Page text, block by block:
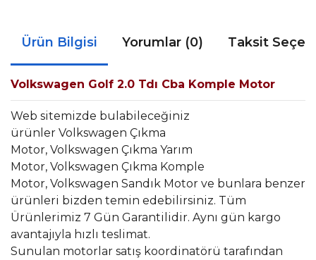
Ürün Bilgisi Yorumlar (0) Taksit
Volkswagen Golf 2.0 Tdı Cba Komple Motor
Web sitemizde bulabileceğiniz
ürünler Volkswagen Çıkma
Motor, Volkswagen Çıkma Yarım
Motor, Volkswagen Çıkma Komple
Motor, Volkswagen Sandık Motor ve bunlara benzer
ürünleri bizden temin edebilirsiniz. Tüm
Ürünlerimiz 7 Gün Garantilidir. Aynı gün kargo
avantajıyla hızlı teslimat.
Sunulan motorlar satış koordinatörü tarafından